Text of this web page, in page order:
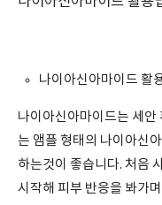
나이아신아마이드 활
나이아신아마이드는 세안
는 앰플 형태의 나이아신
하는것이 좋습니다. 처음
시작해 피부 반응을 봐가